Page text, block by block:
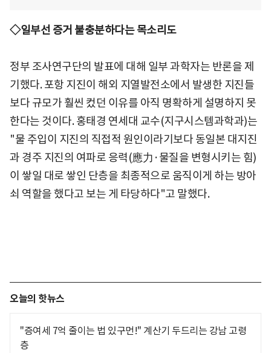
◇일부선 증거 불충분하다는 목소리도
정부 조사연구단의 발표에 대해 일부 과학자는 반론을 제
기했다. 포항 지진이 해외 지열발전소에서 발생한 지진들
보다 규모가 훨씬 컸던 이유를 아직 명확하게 설명하지 못
한다는 것이다. 홍태경 연세대 교수(지구시스템과학과)는
"물 주입이 지진의 직접적 원인이라기보다 동일본 대지진
과 경주 지진의 여파로 응력(應力·물질을 변형시키는 힘)
이 쌓일 대로 쌓인 단층을 최종적으로 움직이게 하는 방아
쇠 역할을 했다고 보는 게 타당하다"고 말했다.
오늘의 핫뉴스
"증여세 7억 줄이는 법 있구먼!" 계산기 두드리는 강남 고령
층